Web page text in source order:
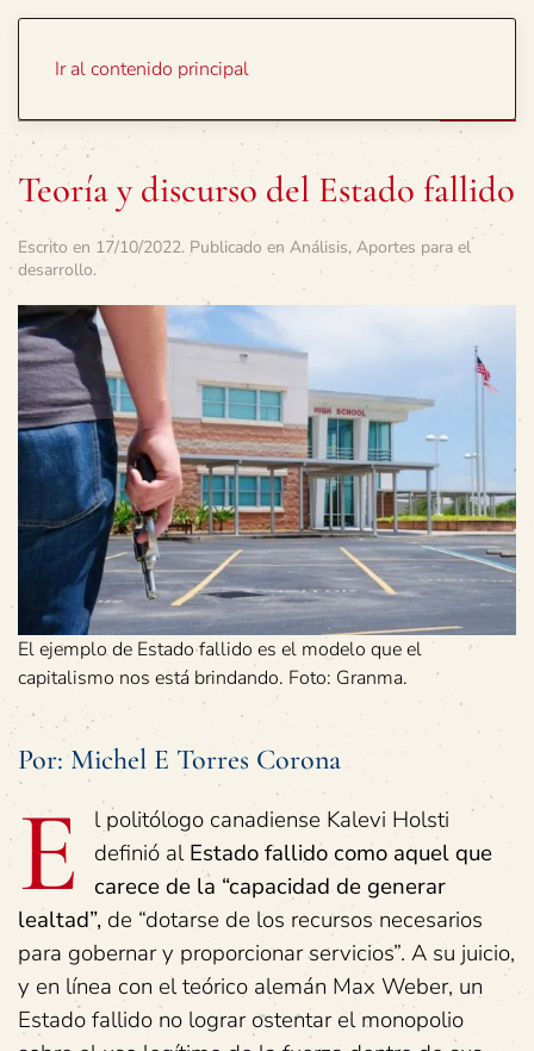
Ir al contenido principal
Teoría y discurso del Estado fallido
Escrito en 17/10/2022. Publicado en Análisis, Aportes para el
desarrollo.
El ejemplo de Estado fallido es el modelo que el
capitalismo nos está brindando. Foto: Granma.
Por: Michel E Torres Corona
E
l politólogo canadiense Kalevi Holsti
definió alEstado fallido como aquel que
carece de la “capacidad de generar
lealtad”, de “dotarse de los recursos necesarios
para gobernar y proporcionar servicios”. A su juicio,
y en línea con el teórico alemán Max Weber, un
Estado fallido no lograr ostentar el monopolio